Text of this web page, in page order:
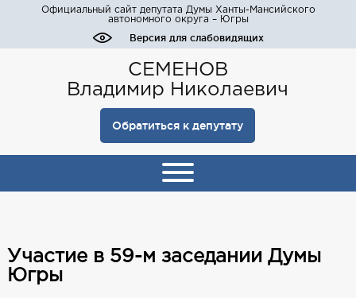
Официальный сайт депутата Думы Ханты-Мансийского
автономного округа – Югры
Версия для слабовидящих
СЕМЕНОВ
Владимир Николаевич
Обратиться к депутату
Участие в 59-м заседании Думы
Югры